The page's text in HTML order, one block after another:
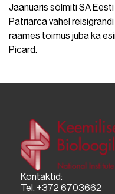
Jaanuaris sõlmiti SA
Patriarca vahel
raames toimus juba ka
Picard.
Kontaktid:
Tel. +372 6703662